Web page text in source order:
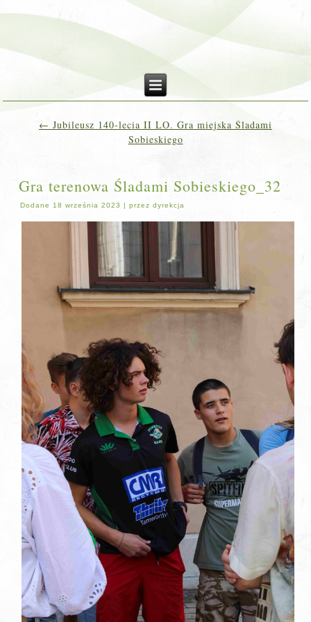
← Jubileusz 140-lecia II LO. Gra miejska Śladami
Sobieskiego
Gra terenowa Śladami Sobieskiego_32
Dodane 18 września 2023 |przez dyrekcja